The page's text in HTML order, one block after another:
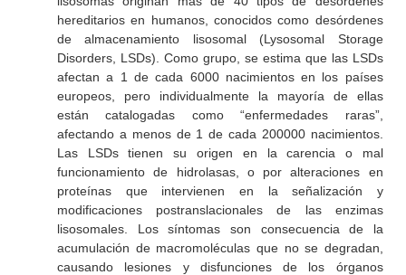
hereditarios en humanos, conocidos como desórdenes
de almacenamiento lisosomal (Lysosomal Storage
Disorders, LSDs). Como grupo, se estima que las LSDs
afectan a 1 de cada 6000 nacimientos en los países
europeos, pero individualmente la mayoría de ellas
están catalogadas como “enfermedades raras”,
afectando a menos de 1 de cada 200000 nacimientos.
Las LSDs tienen su origen en la carencia o mal
funcionamiento de hidrolasas, o por alteraciones en
proteínas que intervienen en la señalización y
modificaciones postranslacionales de las enzimas
lisosomales. Los síntomas son consecuencia de la
acumulación de macromoléculas que no se degradan,
causando lesiones y disfunciones de los órganos